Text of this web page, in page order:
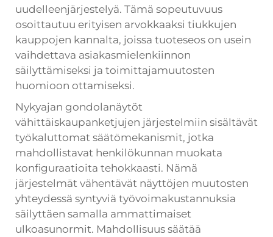
uudelleenjärjestelyä. Tämä sopeutuvuus
osoittautuu erityisen arvokkaaksi tiukkujen
kauppojen kannalta, joissa tuoteseos on usein
vaihdettava asiakasmielenkiinnon
säilyttämiseksi ja toimittajamuutosten
huomioon ottamiseksi.
Nykyajan gondolanäytöt
vähittäiskaupanketjujen järjestelmiin sisältävät
työkaluttomat säätömekanismit, jotka
mahdollistavat henkilökunnan muokata
konfiguraatioita tehokkaasti. Nämä
järjestelmät vähentävät näyttöjen muutosten
yhteydessä syntyviä työvoimakustannuksia
säilyttäen samalla ammattimaiset
ulkoasunormit. Mahdollisuus säätää